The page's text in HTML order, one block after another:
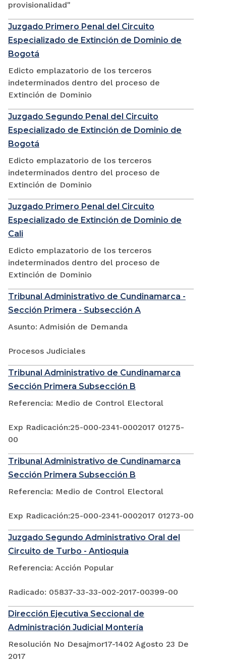
provisionalidad"
Juzgado Primero Penal del Circuito
Especializado de Extinción de Dominio de
Bogotá
Edicto emplazatorio de los terceros
indeterminados dentro del proceso de
Extinción de Dominio
Juzgado Segundo Penal del Circuito
Especializado de Extinción de Dominio de
Bogotá
Edicto emplazatorio de los terceros
indeterminados dentro del proceso de
Extinción de Dominio
Juzgado Primero Penal del Circuito
Especializado de Extinción de Dominio de
Cali
Edicto emplazatorio de los terceros
indeterminados dentro del proceso de
Extinción de Dominio
Tribunal Administrativo de Cundinamarca -
Sección Primera - Subsección A
Asunto: Admisión de Demanda
Procesos Judiciales
Tribunal Administrativo de Cundinamarca
Sección Primera Subsección B
Referencia: Medio de Control Electoral
Exp Radicación:25-000-2341-0002017 01275-
00
Tribunal Administrativo de Cundinamarca
Sección Primera Subsección B
Referencia: Medio de Control Electoral
Exp Radicación:25-000-2341-0002017 01273-00
Juzgado Segundo Administrativo Oral del
Circuito de Turbo - Antioquia
Referencia: Acción Popular
Radicado: 05837-33-33-002-2017-00399-00
Dirección Ejecutiva Seccional de
Administración Judicial Montería
Resolución No Desajmor17-1402 Agosto 23 De
2017